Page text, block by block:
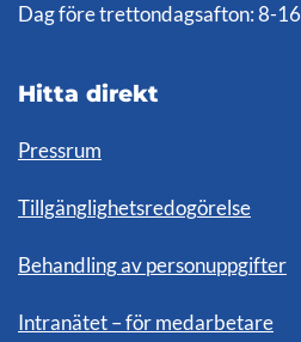
Dag före trettondagsafton: 8-16
Hitta direkt
Pressrum
Tillgänglighetsredogörelse
Behandling av personuppgifter
Intranätet – för medarbetare